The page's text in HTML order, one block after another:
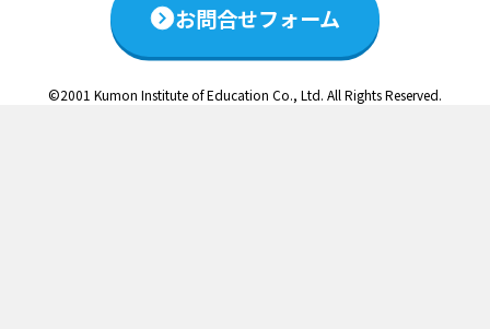
お問合せフォーム
©2001 Kumon Institute of Education Co., Ltd. All Rights Reserved.